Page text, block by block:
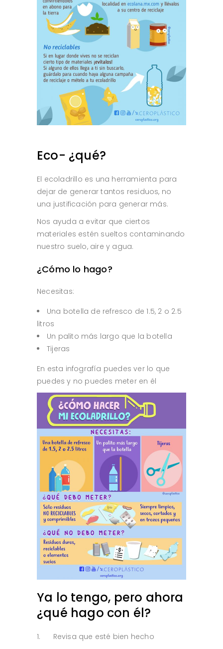
Eco- ¿qué?
El ecoladrillo es una herramienta para
dejar de generar tantos residuos, no
una justificación para generar más.
Nos ayuda a evitar que ciertos
materiales estén sueltos contaminando
nuestro suelo, aire y agua.
¿Cómo lo hago?
Necesitas:
Una botella de refresco de 1.5, 2 o 2.5
litros
Un palito más largo que la botella
Tijeras
En esta infografía puedes ver lo que
puedes y no puedes meter en él
Ya lo tengo, pero ahora
¿qué hago con él?
1. Revisa que esté bien hecho